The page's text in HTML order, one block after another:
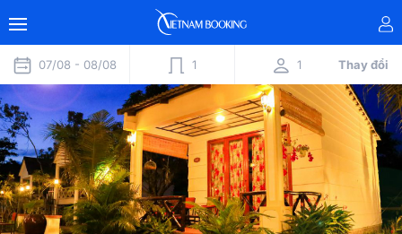
07/08 - 08/08 1 1 Thay đổi